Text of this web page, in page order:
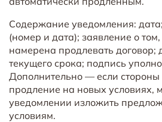
Содержание уведомления:
(номер и дата); заявление о том,
намерена продлевать договор;
текущего срока; подпись
Дополнительно — если
продление на новых условиях,
уведомлении изложить
условиям.